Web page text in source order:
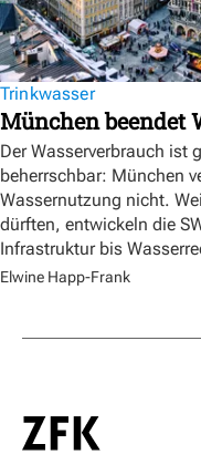
Trinkwasser
München beendet
Der Wasserverbrauch ist
beherrschbar: München
Wassernutzung nicht.
dürften, entwickeln die
Infrastruktur bis
Elwine Happ-Frank